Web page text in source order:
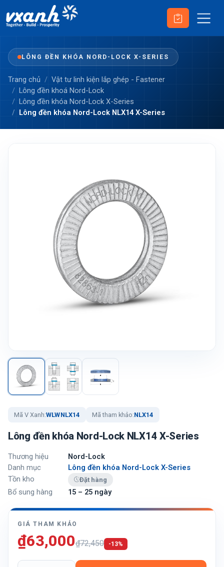
LÔNG ĐỀN KHÓA NORD-LOCK X-SERIES
Trang chủ
Vật tư linh kiện lắp ghép - Fastener
Lông đền khoá Nord-Lock
Lông đền khóa Nord-Lock X-Series
Lông đền khóa Nord-Lock NLX14 X-Series
Mã V Xanh:WLWNLX14 Mã tham khảo:NLX14
Lông đền khóa Nord-Lock NLX14 X-Series
Thương hiệu
Nord-Lock
Danh mục
Lông đền khóa Nord-Lock X-Series
Tồn kho
Đặt hàng
Bổ sung hàng 15 – 25 ngày
GIÁ THAM KHẢO
₫63,000₫72,450 -13%